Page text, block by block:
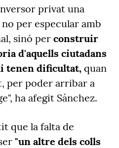
privat una
per especular amb
sinó per construir
d'aquells ciutadans
tenen dificultat, quan
per poder arribar a
ha afegit Sánchez.
que la falta de
"un altre dels colls